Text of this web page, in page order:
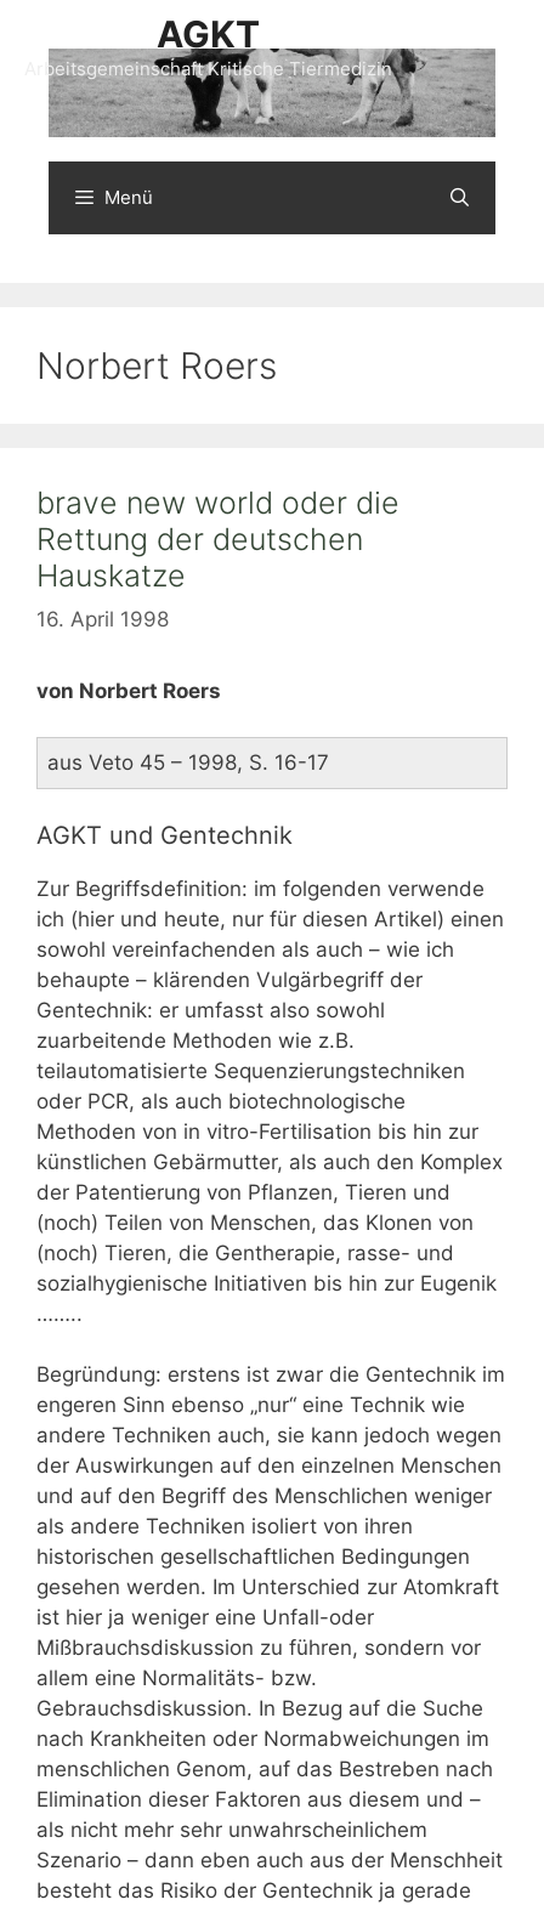
Inhalt
springen
AGKT
Arbeitsgemeinschaft Kritische Tiermedizin
Menü
Norbert Roers
brave new world oder die
Rettung der deutschen
Hauskatze
16. April 1998
von Norbert Roers
aus Veto 45 – 1998, S. 16-17
AGKT und Gentechnik
Zur Begriffsdefinition: im folgenden verwende
ich (hier und heute, nur für diesen Artikel) einen
sowohl vereinfachenden als auch – wie ich
behaupte – klärenden Vulgärbegriff der
Gentechnik: er umfasst also sowohl
zuarbeitende Methoden wie z.B.
teilautomatisierte Sequenzierungstechniken
oder PCR, als auch biotechnologische
Methoden von in vitro-Fertilisation bis hin zur
künstlichen Gebärmutter, als auch den Komplex
der Patentierung von Pflanzen, Tieren und
(noch) Teilen von Menschen, das Klonen von
(noch) Tieren, die Gentherapie, rasse- und
sozialhygienische Initiativen bis hin zur Eugenik
……..
Begründung: erstens ist zwar die Gentechnik im
engeren Sinn ebenso „nur“ eine Technik wie
andere Techniken auch, sie kann jedoch wegen
der Auswirkungen auf den einzelnen Menschen
und auf den Begriff des Menschlichen weniger
als andere Techniken isoliert von ihren
historischen gesellschaftlichen Bedingungen
gesehen werden. Im Unterschied zur Atomkraft
ist hier ja weniger eine Unfall-oder
Mißbrauchsdiskussion zu führen, sondern vor
allem eine Normalitäts- bzw.
Gebrauchsdiskussion. In Bezug auf die Suche
nach Krankheiten oder Normabweichungen im
menschlichen Genom, auf das Bestreben nach
Elimination dieser Faktoren aus diesem und –
als nicht mehr sehr unwahrscheinlichem
Szenario – dann eben auch aus der Menschheit
besteht das Risiko der Gentechnik ja gerade